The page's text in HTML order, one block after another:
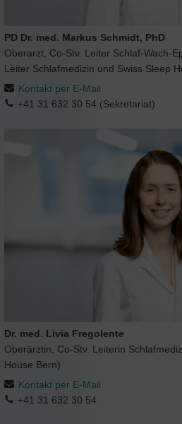
PD Dr. med. Markus Schmidt, PhD
Oberarzt, Co-Stv. Leiter Schlaf-Wach-
Leiter Schlafmedizin und Swiss Sleep
Kontakt per E-Mail
+41 31 632 30 54 (Sekretariat)
Dr. med. Livia Fregolente
Oberärztin, Co-Stv. Leiterin
House Bern)
Kontakt per E-Mail
+41 31 632 30 54